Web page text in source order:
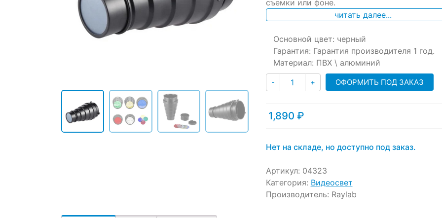
съемки или фоне.
читать далее...
Основной цвет: черный
Гарантия: Гарантия производителя 1 год.
Материал: ПВХ \ алюминий
- Количество
+ ОФОРМИТЬ ПОД ЗАКАЗ
1,890 ₽
Нет на складе, но доступно под заказ.
Артикул: 04323
Категория: Видеосвет
Производитель: Raylab